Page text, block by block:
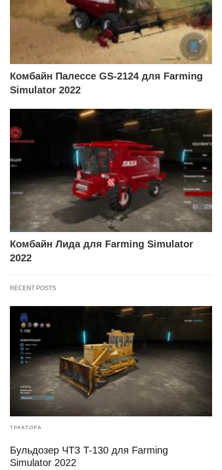
Комбайн Палессе GS-2124 для Farming
Simulator 2022
Комбайн Лида для Farming Simulator
2022
RECENT POSTS
ТРАКТОРА
Бульдозер ЧТЗ T-130 для Farming
Simulator 2022